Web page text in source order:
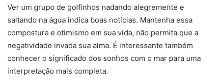
Ver um grupo de golfinhos nadando alegremente e
saltando na água indica boas notícias. Mantenha essa
compostura e otimismo em sua vida, não permita que a
negatividade invada sua alma. É interessante também
conhecer o significado dos sonhos com o mar para uma
interpretação mais completa.